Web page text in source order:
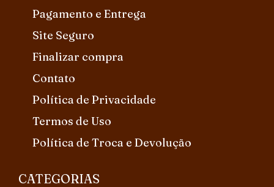
Pagamento e Entrega
Site Seguro
Finalizar compra
Contato
Política de Privacidade
Termos de Uso
Política de Troca e Devolução
CATEGORIAS